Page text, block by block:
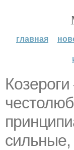
главная
сильные,